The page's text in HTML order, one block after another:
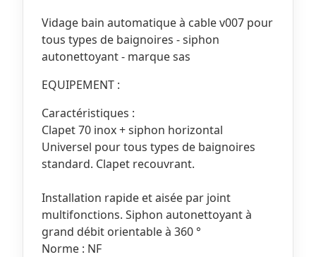
Vidage bain automatique à cable v007 pour
tous types de baignoires - siphon
autonettoyant - marque sas
EQUIPEMENT :
Caractéristiques :
Clapet 70 inox + siphon horizontal
Universel pour tous types de baignoires
standard. Clapet recouvrant.
Installation rapide et aisée par joint
multifonctions. Siphon autonettoyant à
grand débit orientable à 360 °
Norme : NF